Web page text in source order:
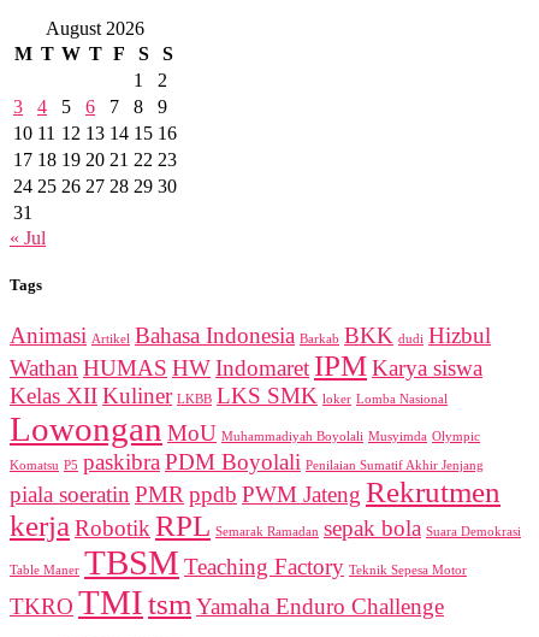
August 2026
M T W T F S
S
1
2
3
4 5 6 7 8
9
10 11 12 13 14 15 16
17 18 19 20 21 22 23
24 25 26 27 28 29 30
31
« Jul
Tags
Animasi Artikel Bahasa Indonesia Barkab BKK dudi Hizbul
Wathan HUMAS HWIndomaret IPMKarya siswa
Kelas XIIKuliner LKBB LKS SMK loker Lomba Nasional
Lowongan MoU Muhammadiyah Boyolali Musyimda Olympic
Komatsu P5 paskibra PDM Boyolali Penilaian Sumatif Akhir Jenjang
piala soeratin PMR ppdb PWM Jateng Rekrutmen
kerja Robotik RPL Semarak Ramadan sepak bola Suara Demokrasi
Table Maner TBSM Teaching Factory Teknik Sepesa Motor
TKRO TMItsm Yamaha Enduro Challenge